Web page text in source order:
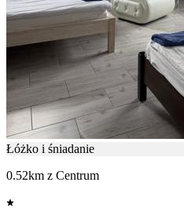
Łóżko i śniadanie
0.52km z Centrum